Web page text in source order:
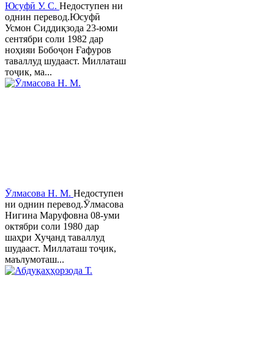
Юсуфӣ У. C. Недоступен ни
однин перевод.Юсуфӣ
Усмон Сиддиқзода 23-юми
сентябри соли 1982 дар
ноҳияи Бобоҷон Ғафуров
таваллуд шудааст. Миллаташ
тоҷик, ма...
Ӯлмасова Н. М. Недоступен
ни однин перевод.Ӯлмасова
Нигина Маруфовна 08-уми
октябри соли 1980 дар
шаҳри Хуҷанд таваллуд
шудааст. Миллаташ тоҷик,
маълумоташ...